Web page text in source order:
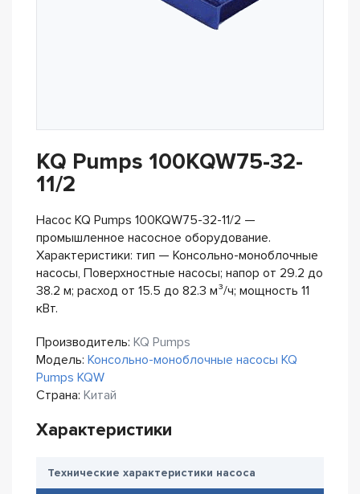
KQ Pumps 100KQW75-32-
11/2
Насос KQ Pumps 100KQW75-32-11/2 —
промышленное насосное оборудование.
Характеристики: тип — Консольно-моноблочные
насосы, Поверхностные насосы; напор от 29.2 до
38.2 м; расход от 15.5 до 82.3 м³/ч; мощность 11
кВт.
Производитель: KQ Pumps
Модель: Консольно-моноблочные насосы KQ
Pumps KQW
Страна: Китай
Характеристики
Технические характеристики насоса